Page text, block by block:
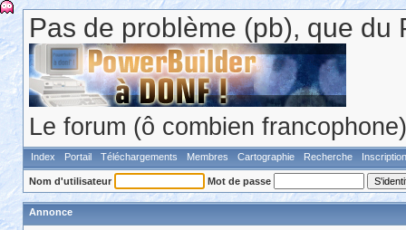
Pas de problème (pb), que du
Le forum (ô combien
Index Portail Téléchargements Membres Cartographie Recherche Inscription
Nom d'utilisateur Mot de passe
Annonce